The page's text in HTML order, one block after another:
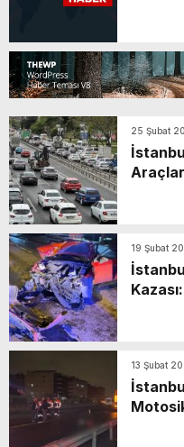
25 Şubat
19 Şubat
13 Şubat